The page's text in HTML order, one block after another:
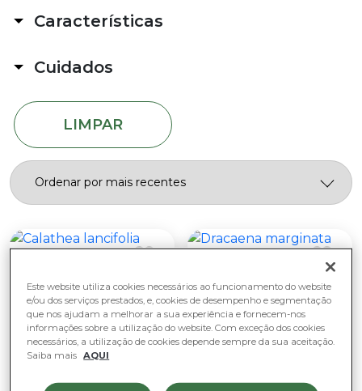
Sol indireto (>4h de luz)
Sombra parcial ou total
Luz natural fraca
Muita luz natural (não sol direto)
Características
Catos e Suculentas
Plantas de suspensão
Purificadoras de ar
Cuidados
Moderado
LIMPAR
Este website utiliza cookies necessários ao funcionamento do website
e/ou dos serviços prestados, e, cookies de desempenho e segmentação
que nos ajudam a melhorar a sua experiência e fornecem-nos
informações sobre a utilização do website. Com exceção dos cookies
necessários, a utilização de cookies depende sempre da sua aceitação.
Saiba mais AQUI